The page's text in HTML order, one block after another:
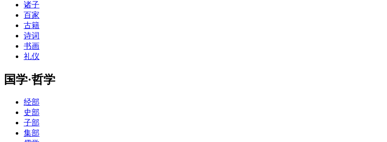
诸子
百家
古籍
诗词
书画
礼仪
国学·哲学
经部
史部
子部
集部